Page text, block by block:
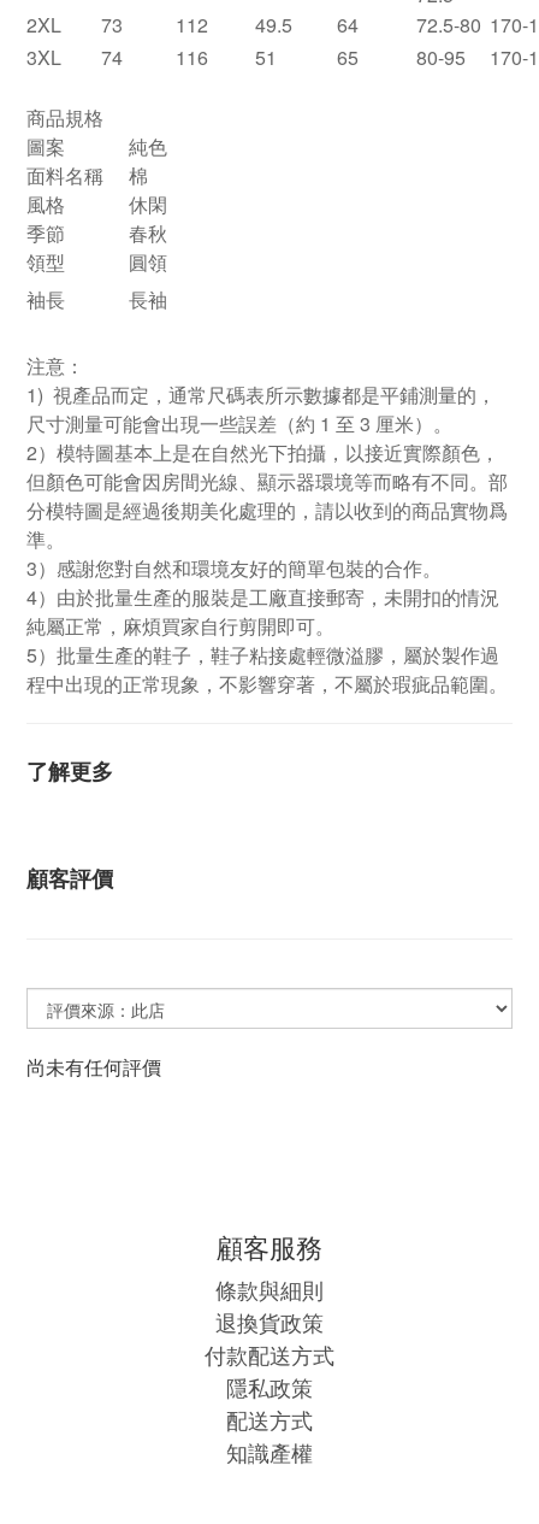
2XL
73 112 49.5 64 72.5-80 170-
3XL
74 116 51 65 80-95 170-
商品規格
圖案
純色
面料名稱
棉
風格
休閑
季節
春秋
領型
圓領
袖長
長袖
注意：
1) 視產品而定，通常尺碼表所示數據都是平鋪測量的，
尺寸測量可能會出現一些誤差（約 1 至 3 厘米）。
2）模特圖基本上是在自然光下拍攝，以接近實際顏色，
但顏色可能會因房間光線、顯示器環境等而略有不同。部
分模特圖是經過後期美化處理的，請以收到的商品實物爲
準。
3）感謝您對自然和環境友好的簡單包裝的合作。
4）由於批量生產的服裝是工廠直接郵寄，未開扣的情況
純屬正常，麻煩買家自行剪開即可。
5）批量生產的鞋子，鞋子粘接處輕微溢膠，屬於製作過
程中出現的正常現象，不影響穿著，不屬於瑕疵品範圍。
了解更多
顧客評價
尚未有任何評價
顧客服務
條款與細則
退換貨政策
付款配送方式
隱私政策
配送方式
知識產權